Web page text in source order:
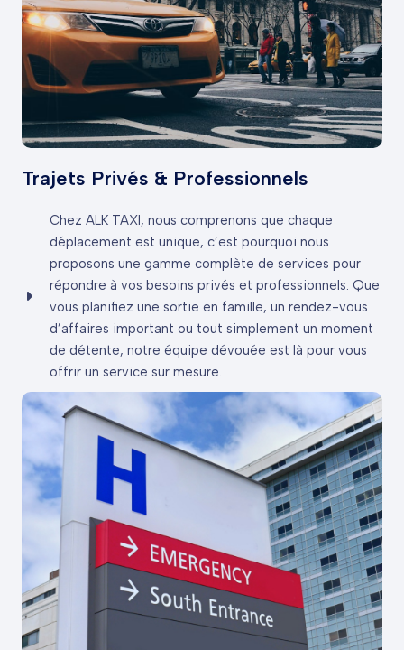
Trajets Privés & Professionnels
Chez ALK TAXI, nous comprenons que chaque
déplacement est unique, c’est pourquoi nous
proposons une gamme complète de services pour
répondre à vos besoins privés et professionnels. Que
vous planifiez une sortie en famille, un rendez-vous
d’affaires important ou tout simplement un moment
de détente, notre équipe dévouée est là pour vous
offrir un service sur mesure.